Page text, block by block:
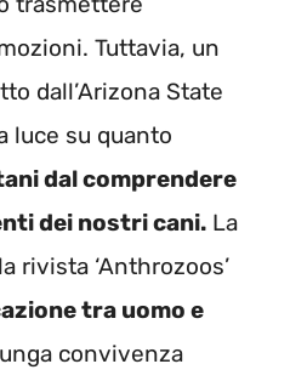
Tuttavia, un
dall’Arizona State
luce su quanto
dal comprendere
dei nostri cani. La
rivista ‘Anthrozoos’
tra uomo e
convivenza